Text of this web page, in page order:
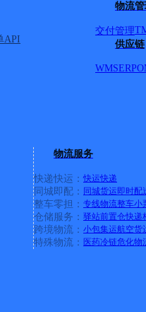
API
物流
交付管理
供应链
WMSERP
物流服务
快递快运： 快运快递
同城即配： 同城货运即时配
整车零担： 专线物流整车小
仓储服务： 驿站前置仓快递
跨境物流： 小包集运航空货
特殊物流： 医药冷链危化物
园内
店村,岺:
,白口村,
,大众街,
路,环东路
路,郎奇工
马林源
路,农技培